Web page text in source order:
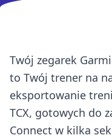
Twój zegarek
to Twój trener na
eksportowanie
TCX, gotowych do
Connect w kilka